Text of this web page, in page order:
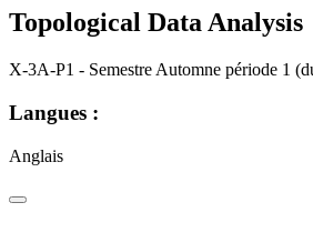
Topological Data Analysis
X-3A-P1 - Semestre Automne période 1
Langues :
Anglais